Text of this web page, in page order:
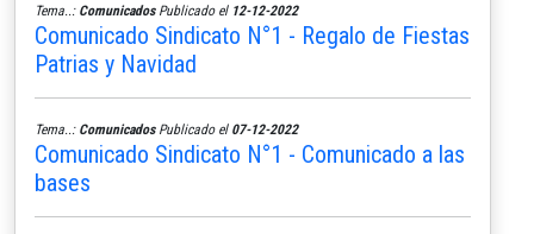
Tema..: ComunicadosPublicado el 12-12-2022
Comunicado Sindicato N°1 - Regalo de Fiestas
Patrias y Navidad
Tema..: ComunicadosPublicado el 07-12-2022
Comunicado Sindicato N°1 - Comunicado a las
bases